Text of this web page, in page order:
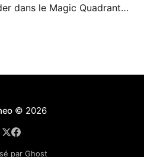
dans le Magic Quadrant™
(DTO) et
© 2026
par Ghost